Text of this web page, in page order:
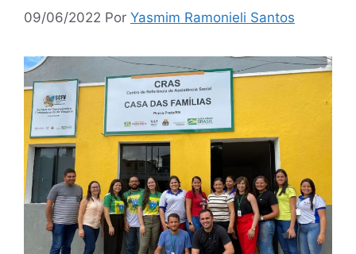
09/06/2022 Por Yasmim Ramonieli Santos